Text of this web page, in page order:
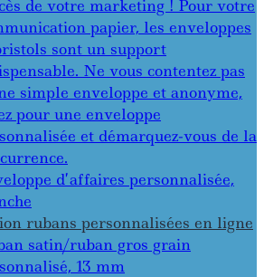
de votre marketing ! Pour votre
papier, les enveloppes
sont un support
Ne vous contentez pas
simple enveloppe et anonyme,
pour une enveloppe
et démarquez-vous de la
d’affaires personnalisée,
rubans personnalisées en ligne
satin/ruban gros grain
13 mm